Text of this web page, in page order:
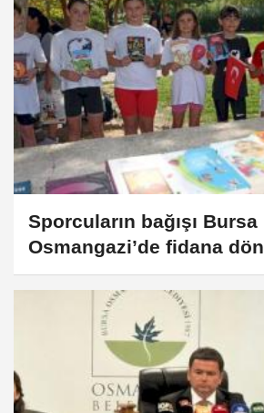
Sporcuların bağışı Bursa
Osmangazi’de fidana